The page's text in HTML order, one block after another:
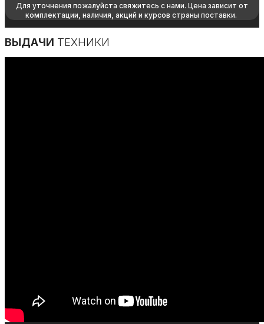
Для уточнения пожалуйста свяжитесь с нами. Цена зависит от
комплектации, наличия, акций и курсов страны поставки.
ВЫДАЧИ ТЕХНИКИ